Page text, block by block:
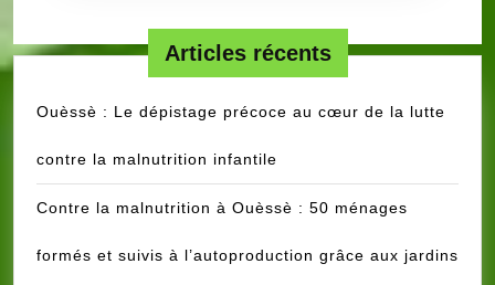
SANTÉ
DE
CLINIQUE
RACINES,
SOMMES
Articles récents
Ouèssè : Le dépistage précoce au cœur de la lutte
contre la malnutrition infantile
Contre la malnutrition à Ouèssè : 50 ménages
formés et suivis à l’autoproduction grâce aux jardins